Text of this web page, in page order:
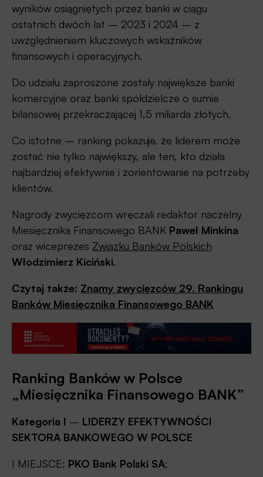
wyników osiągniętych przez banki w ciągu
ostatnich dwóch lat – 2023 i 2024 – z
uwzględnieniem kluczowych wskaźników
finansowych i operacyjnych.
Do udziału zaproszone zostały największe banki
komercyjne oraz banki spółdzielcze o sumie
bilansowej przekraczającej 1,5 miliarda złotych.
Co istotne – ranking pokazuje, że liderem może
zostać nie tylko największy, ale ten, kto działa
najbardziej efektywnie i zorientowanie na potrzeby
klientów.
Nagrody zwycięzcom wręczali redaktor naczelny
Miesięcznika Finansowego BANK Paweł Minkina
oraz wiceprezes Związku Banków Polskich
Włodzimierz Kiciński.
Czytaj także: Znamy zwycięzców 29. Rankingu
Banków Miesięcznika Finansowego BANK
Ranking Banków w Polsce
„Miesięcznika Finansowego BANK”
Kategoria I – LIDERZY EFEKTYWNOŚCI
SEKTORA BANKOWEGO W POLSCE
I MIEJSCE: PKO Bank Polski SA;